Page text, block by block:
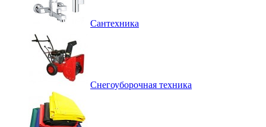
Сантехника
Снегоуборочная техника